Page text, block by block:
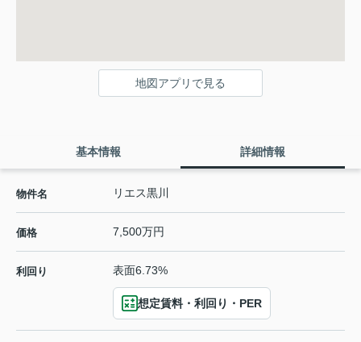
地図アプリで見る
基本情報 詳細情報
物件名 リエス黒川
価格 7,500万円
利回り 表面6.73%
想定賃料・利回り・PER